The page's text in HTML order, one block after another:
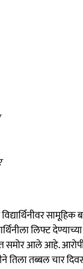
सामूहिक
लिफ्ट
समोर आले आहे.
तिला तब्बल चार